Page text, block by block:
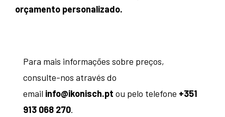
orçamento personalizado.
Para mais informações sobre preços,
consulte-nos através do
email info@ikonisch.pt ou pelo telefone +351
913 068 270.